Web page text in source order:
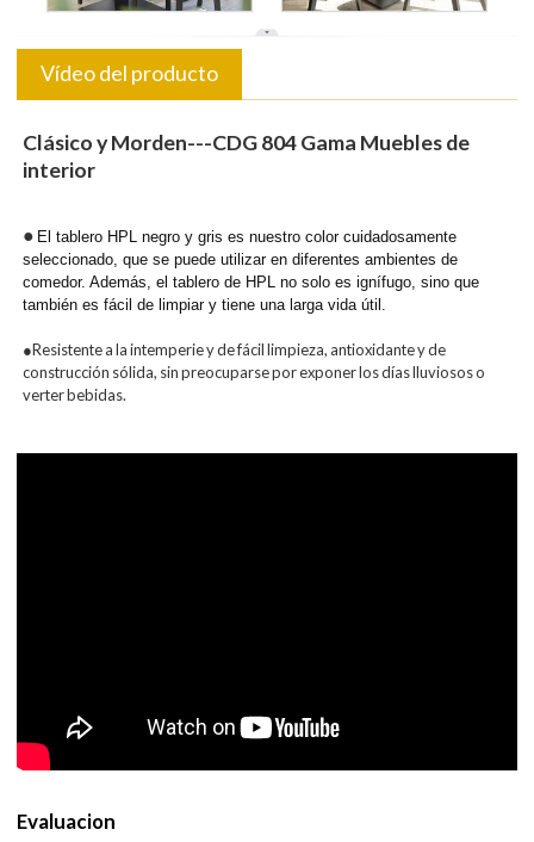
Vídeo del producto
Clásico y Morden---CDG 804 Gama Muebles de
interior
● El tablero HPL negro y gris es nuestro color cuidadosamente
seleccionado, que se puede utilizar en diferentes ambientes de
comedor. Además, el tablero de HPL no solo es ignífugo, sino que
también es fácil de limpiar y tiene una larga vida útil.
●Resistente a la intemperie y de fácil limpieza, antioxidante y de
construcción sólida, sin preocuparse por exponer los días lluviosos o
verter bebidas.
Evaluacion